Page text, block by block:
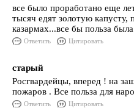
все было проработано еще
тысяч едят золотую капусту,
казармах...все бы польза
Ответить Цитировать
старый
Росгвардейцы, вперед ! на
пожаров . Все польза для
Ответить Цитировать